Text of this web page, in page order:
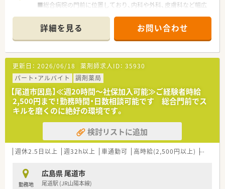
→残業はほとんどございません！
等々…
少しでも気になった方はお問い合わせくださいませ！
■総合病院の門前に位置しており、内科や外科、皮膚科など幅広
■1日の処方箋枚数は平均40枚程度で、薬剤師2名と事務員3名で
落ち着いて対応しています。
【募集背景と求める人物像について】
■現在勤務している管理薬剤師が退職を予定しているため、後任
として活躍してくださる方を急募しています。
■100名規模の施設在宅が増える見込みのたため、体制を強化す
るための増員募集となります。
■これまでの調剤経験を活かし、地域医療に貢献したいという高
い意欲をお持ちの方を歓迎します。
【法人特徴について】
■広島県尾道市にて1店舗のみを運営しており、転勤の心配なく
地域に根差して働けます。
■社長は管理栄養士の資格を持つ女性で、社員が働きやすい家庭
■2022年にM&Aによって設立された新しい薬局のため、組織づ
くりにも携わることができます。
詳細を見る お問い合わせ
更新日： 2026/06/18 薬剤師求人ID： 35930
パート・アルバイト
調剤薬局
【尾道市因島】≪週20時間～社保加入可能≫ご経験者時給
2,500円まで！勤務時間・日数相談可能です 総合門前でス
キルを磨くのに絶好の環境です。
検討リストに追加
週休2.5日以上 週32h以上 車通勤可 高時給(2,500円以上) 扶養内
勤務地
広島県 尾道市
尾道駅 (JR山陽本線)